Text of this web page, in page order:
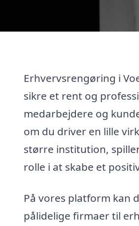
Erhvervsrengøring i
sikre et rent og
medarbejdere og
om du driver en lille
større institution,
rolle i at skabe et
På vores platform kan
pålidelige firmaer til